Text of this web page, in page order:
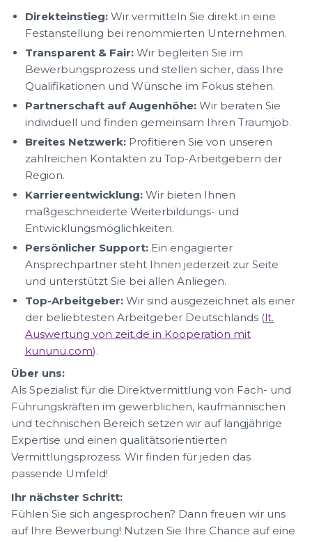
Direkteinstieg: Wir vermitteln Sie direkt in eine
Festanstellung bei renommierten Unternehmen.
Transparent & Fair: Wir begleiten Sie im
Bewerbungsprozess und stellen sicher, dass Ihre
Qualifikationen und Wünsche im Fokus stehen.
Partnerschaft auf Augenhöhe: Wir beraten Sie
individuell und finden gemeinsam Ihren Traumjob.
Breites Netzwerk: Profitieren Sie von unseren
zahlreichen Kontakten zu Top-Arbeitgebern der
Region.
Karriereentwicklung: Wir bieten Ihnen
maßgeschneiderte Weiterbildungs- und
Entwicklungsmöglichkeiten.
Persönlicher Support: Ein engagierter
Ansprechpartner steht Ihnen jederzeit zur Seite
und unterstützt Sie bei allen Anliegen.
Top-Arbeitgeber: Wir sind ausgezeichnet als einer
der beliebtesten Arbeitgeber Deutschlands (lt.
Auswertung von zeit.de in Kooperation mit
kununu.com).
Über uns:
Als Spezialist für die Direktvermittlung von Fach- und
Führungskräften im gewerblichen, kaufmännischen
und technischen Bereich setzen wir auf langjährige
Expertise und einen qualitätsorientierten
Vermittlungsprozess. Wir finden für jeden das
passende Umfeld!
Ihr nächster Schritt:
Fühlen Sie sich angesprochen? Dann freuen wir uns
auf Ihre Bewerbung! Nutzen Sie Ihre Chance auf eine